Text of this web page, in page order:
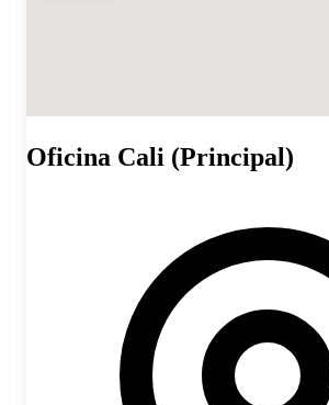
Oficina Cali (Principal)